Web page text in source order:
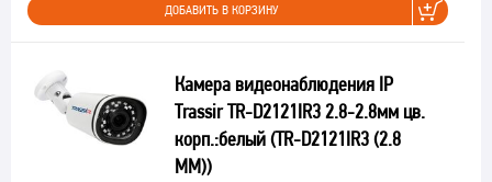
ДОБАВИТЬ В КОРЗИНУ
Камера видеонаблюдения IP
Trassir TR-D2121IR3 2.8-2.8мм цв.
корп.:белый (TR-D2121IR3 (2.8
MM))